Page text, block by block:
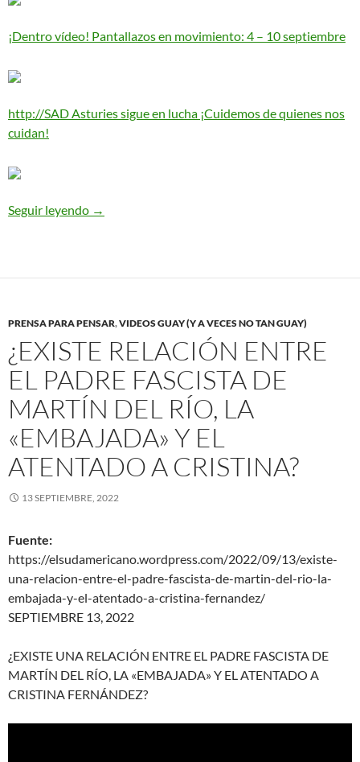
¡Dentro vídeo! Pantallazos en movimiento: 4 – 10 septiembre
http://SAD Asturies sigue en lucha ¡Cuidemos de quienes nos
cuidan!
Seguir leyendo LQS Boletín nº196 – 12.09.22
→
PRENSA PARA PENSAR,VIDEOS GUAY (Y A VECES NO TAN GUAY)
¿EXISTE RELACIÓN ENTRE
EL PADRE FASCISTA DE
MARTÍN DEL RÍO, LA
«EMBAJADA» Y EL
ATENTADO A CRISTINA?
13 SEPTIEMBRE, 2022
Fuente:
https://elsudamericano.wordpress.com/2022/09/13/existe-
una-relacion-entre-el-padre-fascista-de-martin-del-rio-la-
embajada-y-el-atentado-a-cristina-fernandez/
SEPTIEMBRE 13, 2022
¿EXISTE UNA RELACIÓN ENTRE EL PADRE FASCISTA DE
MARTÍN DEL RÍO, LA «EMBAJADA» Y EL ATENTADO A
CRISTINA FERNÁNDEZ?